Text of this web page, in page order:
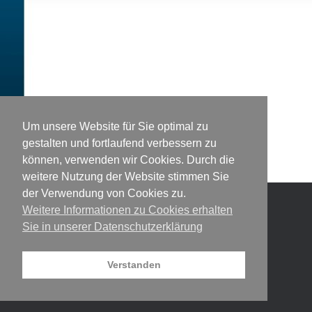
© 2026 DesigNet Theme bySiteOrigin
Um unsere Website für Sie optimal zu
gestalten und fortlaufend verbessern zu
können, verwenden wir Cookies. Durch die
weitere Nutzung der Website stimmen Sie
der Verwendung von Cookies zu.
Weitere Informationen zu Cookies erhalten
Sie in unserer Datenschutzerklärung
Verstanden